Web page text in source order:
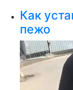
Как
пежо